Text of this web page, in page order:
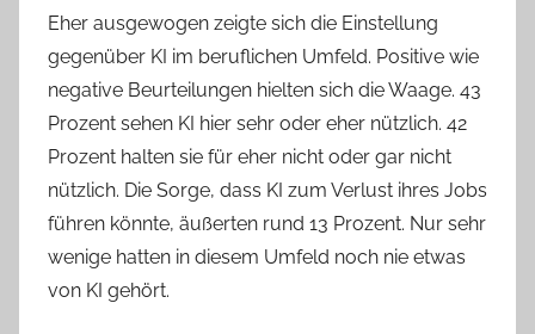
Eher ausgewogen zeigte sich die Einstellung
gegenüber KI im beruflichen Umfeld. Positive wie
negative Beurteilungen hielten sich die Waage. 43
Prozent sehen KI hier sehr oder eher nützlich. 42
Prozent halten sie für eher nicht oder gar nicht
nützlich. Die Sorge, dass KI zum Verlust ihres Jobs
führen könnte, äußerten rund 13 Prozent. Nur sehr
wenige hatten in diesem Umfeld noch nie etwas
von KI gehört.